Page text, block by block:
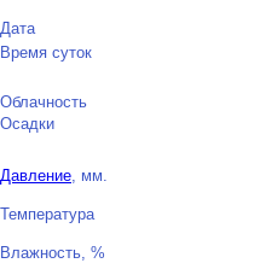
Дата
Время суток
Облачность
Осадки
Давление , мм.
Температура
Влажность, %